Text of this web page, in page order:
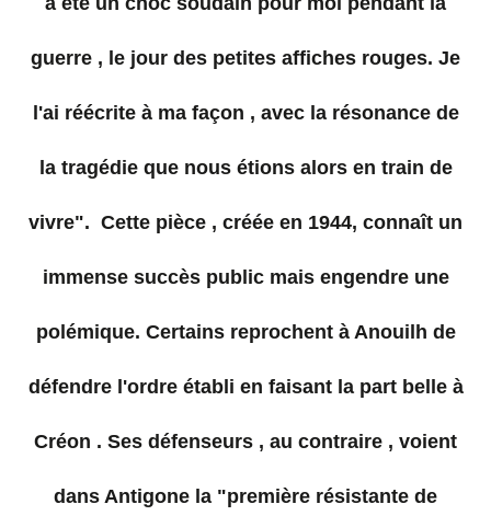
guerre , le jour des petites affiches rouges. Je
l'ai réécrite à ma façon , avec la résonance de
la tragédie que nous étions alors en train de
vivre". Cette pièce , créée en 1944, connaît un
immense succès public mais engendre une
polémique. Certains reprochent à Anouilh de
défendre l'ordre établi en faisant la part belle à
Créon . Ses défenseurs , au contraire , voient
dans Antigone la "première résistante de